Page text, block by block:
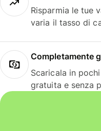
Risparmia le tue
varia il tasso di
Completamente
Scaricala in
gratuita e senza